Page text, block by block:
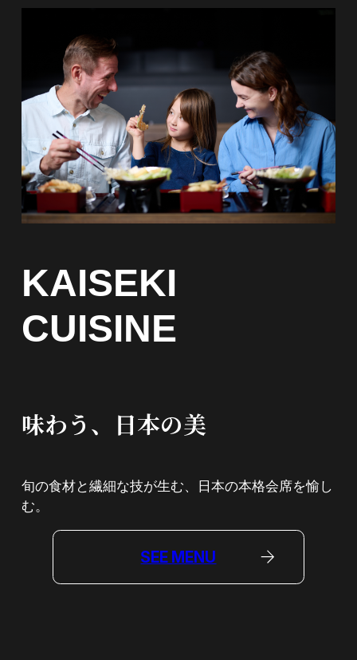
KAISEKI
CUISINE
味わう、日本の美
旬の食材と繊細な技が生む、日本の本格会席を愉し
む。
SEE MENU